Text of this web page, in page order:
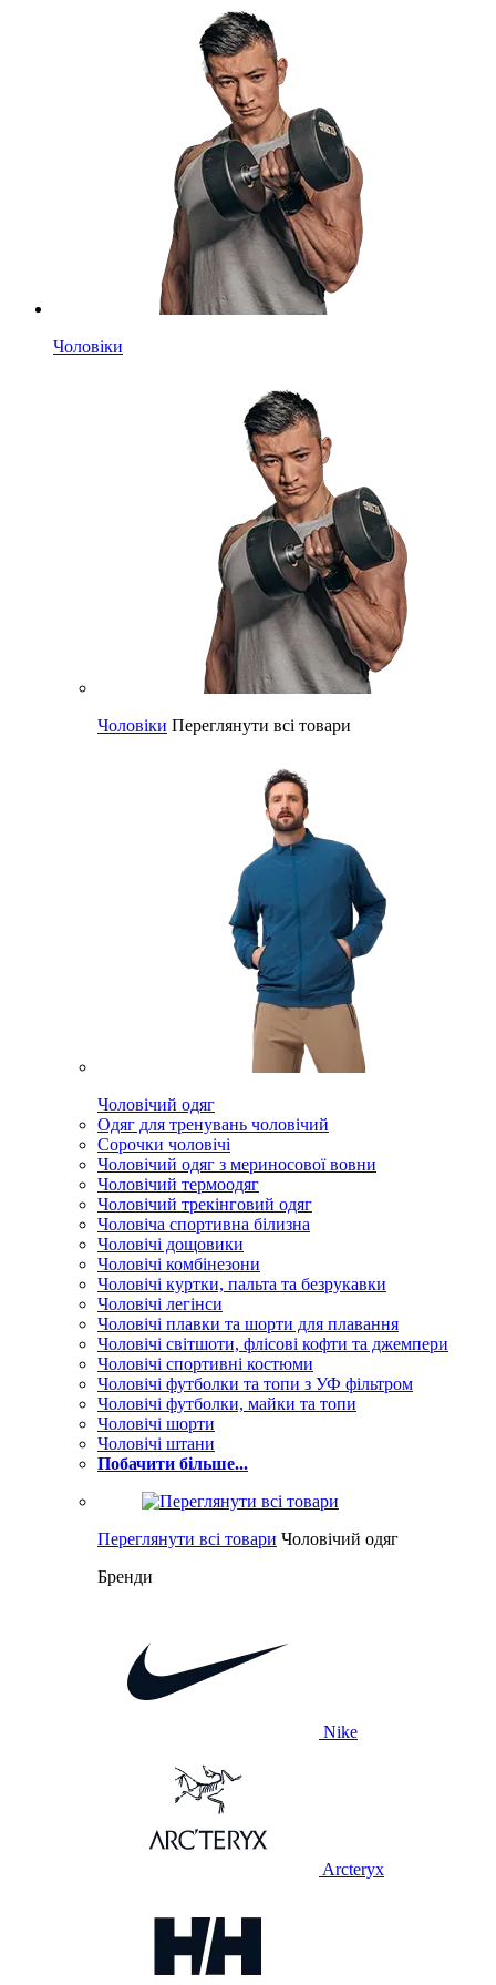
Чоловіки
Чоловіки Переглянути всі товари
Чоловічий одяг
Одяг для тренувань чоловічий
Сорочки чоловічі
Чоловічий одяг з мериносової вовни
Чоловічий термоодяг
Чоловічий трекінговий одяг
Чоловіча спортивна білизна
Чоловічі дощовики
Чоловічі комбінезони
Чоловічі куртки, пальта та безрукавки
Чоловічі легінси
Чоловічі плавки та шорти для плавання
Чоловічі світшоти, флісові кофти та джемпери
Чоловічі спортивні костюми
Чоловічі футболки та топи з УФ фільтром
Чоловічі футболки, майки та топи
Чоловічі шорти
Чоловічі штани
Побачити більше...
Переглянути всі товари Чоловічий одяг
Бренди
Nike
Arcteryx